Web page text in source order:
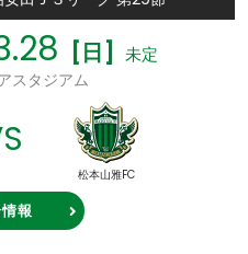
[日] 未定
スタジアム
松本山雅FC
報